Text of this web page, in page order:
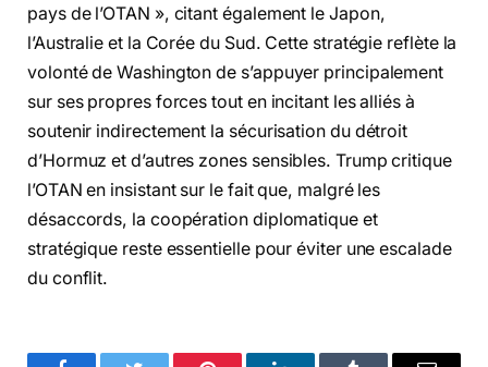
pays de l’OTAN », citant également le Japon,
l’Australie et la Corée du Sud. Cette stratégie reflète la
volonté de Washington de s’appuyer principalement
sur ses propres forces tout en incitant les alliés à
soutenir indirectement la sécurisation du détroit
d’Hormuz et d’autres zones sensibles. Trump critique
l’OTAN en insistant sur le fait que, malgré les
désaccords, la coopération diplomatique et
stratégique reste essentielle pour éviter une escalade
du conflit.